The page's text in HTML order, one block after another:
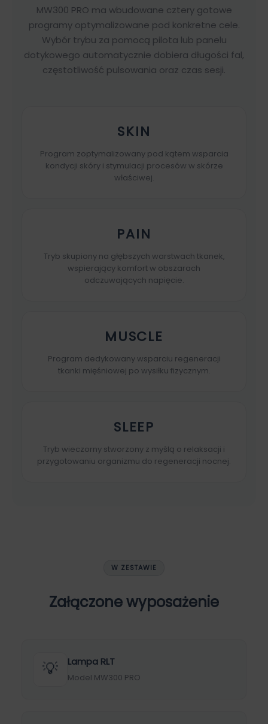
MW300 PRO ma wbudowane cztery gotowe
programy optymalizowane pod konkretne cele.
Wybór trybu za pomocą pilota lub panelu
dotykowego automatycznie dobiera długości fal,
częstotliwość pulsowania oraz czas sesji.
SKIN
Program zoptymalizowany pod kątem wsparcia
kondycji skóry i stymulacji procesów w skórze
właściwej.
PAIN
Tryb skupiony na głębszych warstwach tkanek,
wspierający komfort w obszarach
odczuwających napięcie.
MUSCLE
Program dedykowany wsparciu regeneracji
tkanki mięśniowej po wysiłku fizycznym.
SLEEP
Tryb wieczorny stworzony z myślą o relaksacji i
przygotowaniu organizmu do regeneracji nocnej.
W ZESTAWIE
Załączone wyposażenie
💡 Lampa RLT
Model MW300 PRO